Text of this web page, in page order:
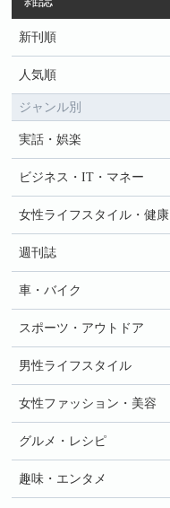
新刊順
人気順
ジャンル別
実話・娯楽
ビジネス・IT・マネー
女性ライフスタイル・健康
週刊誌
車・バイク
スポーツ・アウトドア
男性ライフスタイル
女性ファッション・美容
グルメ・レシピ
趣味・エンタメ